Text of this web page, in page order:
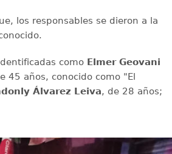
los responsables se dieron a la
como Elmer Geovani
45 años, conocido como "El
Álvarez Leiva, de 28 años;